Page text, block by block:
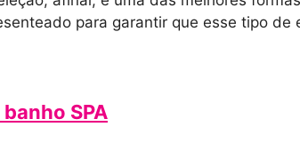
para garantir que esse tipo de
SPA